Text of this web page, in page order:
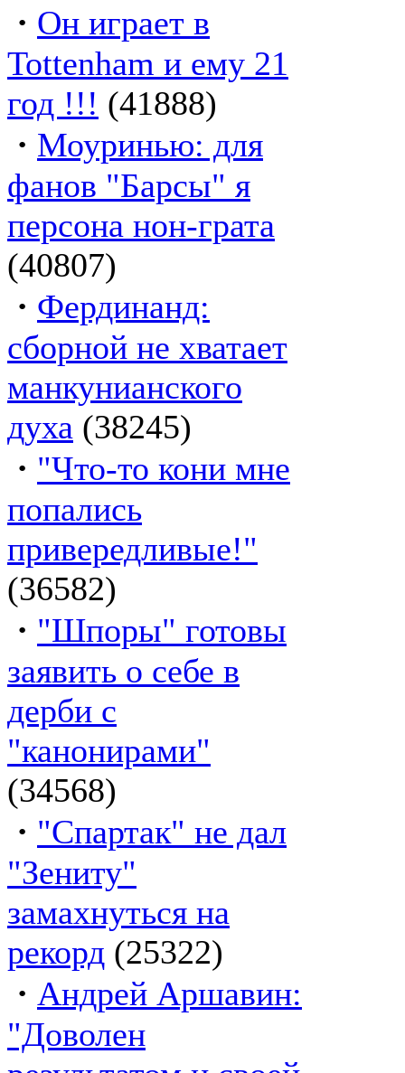
· Он играет в
Tottenham и ему 21
год !!! (41888)
· Моуринью: для
фанов "Барсы" я
персона нон-грата
(40807)
· Фердинанд:
сборной не хватает
манкунианского
духа (38245)
· "Что-то кони мне
попались
привередливые!"
(36582)
· "Шпоры" готовы
заявить о себе в
дерби с
"канонирами"
(34568)
· "Спартак" не дал
"Зениту"
замахнуться на
рекорд (25322)
· Андрей Аршавин:
"Доволен